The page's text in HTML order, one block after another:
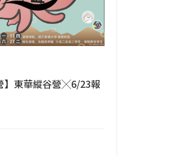
】東華縱谷營╳6/23報